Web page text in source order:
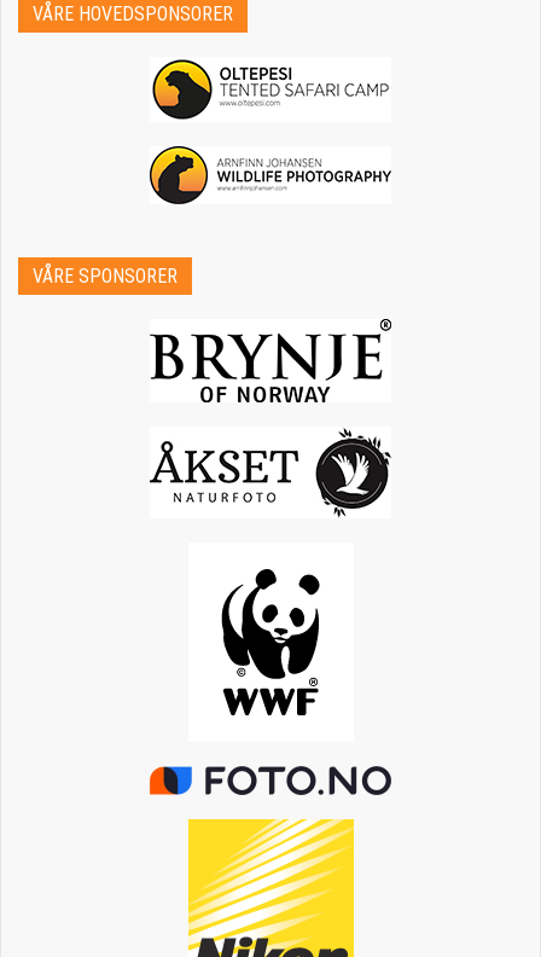
VÅRE HOVEDSPONSORER
VÅRE SPONSORER